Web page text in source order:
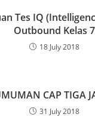
Tes IQ
Outbound Kelas 7
18 July 2018
CAP TIGA
31 July 2018